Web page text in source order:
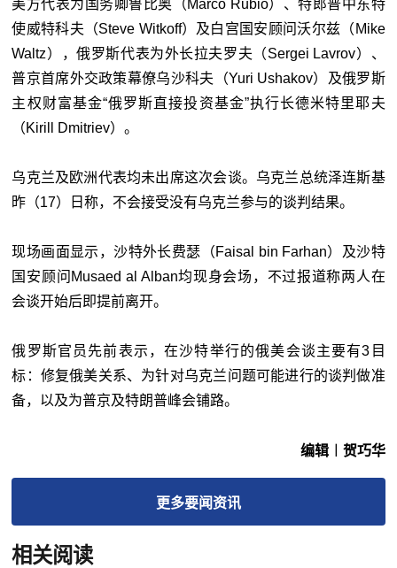
美方代表为国务卿鲁比奥（Marco Rubio）、特郎普中东特
使威特科夫（Steve Witkoff）及白宫国安顾问沃尔兹（Mike
Waltz），俄罗斯代表为外长拉夫罗夫（Sergei Lavrov）、
普京首席外交政策幕僚乌沙科夫（Yuri Ushakov）及俄罗斯
主权财富基金“俄罗斯直接投资基金”执行长德米特里耶夫
（Kirill Dmitriev）。
乌克兰及欧洲代表均未出席这次会谈。乌克兰总统泽连斯基
昨（17）日称，不会接受没有乌克兰参与的谈判结果。
现场画面显示，沙特外长费瑟（Faisal bin Farhan）及沙特
国安顾问Musaed al Alban均现身会场，不过报道称两人在
会谈开始后即提前离开。
俄罗斯官员先前表示，在沙特举行的俄美会谈主要有3目
标：修复俄美关系、为针对乌克兰问题可能进行的谈判做准
备，以及为普京及特朗普峰会铺路。
编辑︱贺巧华
更多要闻资讯
相关阅读